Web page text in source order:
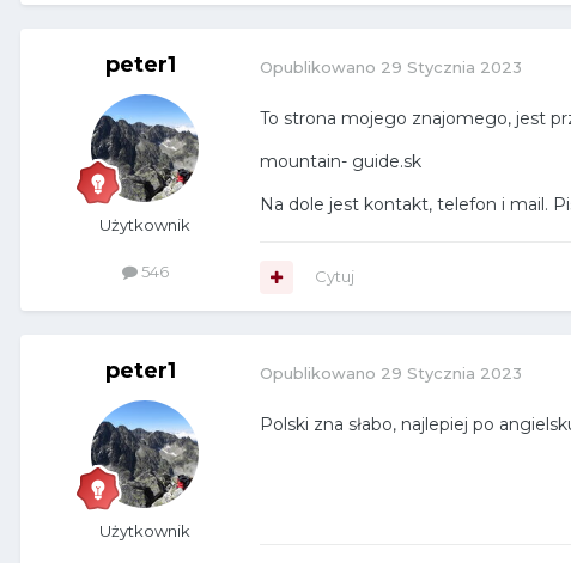
peter1
Użytkownik
546
Opublikowano 29 Stycznia 2023
To strona mojego znajomego, jest
mountain- guide.sk
Na dole jest kontakt, telefon i mail.
Cytuj
peter1
Użytkownik
Opublikowano 29 Stycznia 2023
Polski zna słabo, najlepiej po